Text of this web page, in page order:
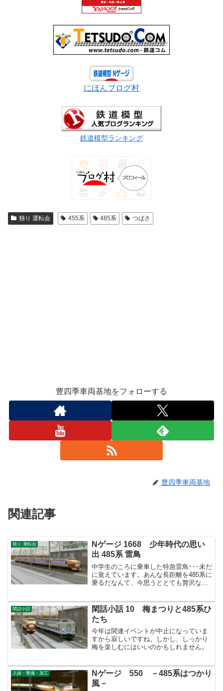
にほんブログ村
鉄道模型ランキング
独り 運転会 455系 485系 つばさ
豊四季車両基地をフォローする
豊四季車両基地
関連記事
独り 運転会
Nゲージ 1668 少年時代の思い
出 485系 雷鳥
中学生のころに乗車した特急雷鳥･･･未だ
に覚えています。あんな長距離を485系に
乗るだなんて、今思うととても贅沢なこ
閑話小話
閑話小話 10 梅まつりと485系ひ
たち
今年は関連イベントが中止になっていま
すから寂しいですね。しかし、しっかり
梅を楽しむにはいいのかもしれません。
入線・整備・加工
Nゲージ 550 －485系はつかり
風－